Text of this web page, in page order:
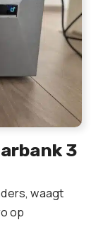
3
waagt
op